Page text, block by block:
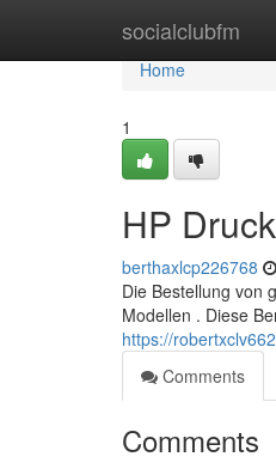
socialclubfm
Home
Home
1
HP
berthaxlcp226768
Die Bestellung von
Modellen . Diese
https://
Comments
Comments